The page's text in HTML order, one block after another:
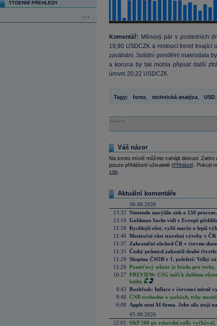
TÝDENNÍ PŘEHLEDY
více...
Komentář: Měnový pár v posledních
19,90 USDCZK a rostoucí trend trvající
zaváhání. Solidní pondělní makrodata
a koruna by tak mohla připsat další
úrovni 20,22 USDCZK.
Tagy: forex technická analýza USD
Reklama
Váš názor
Na tomto místě můžete zahájit diskusi.
pouze přihlášení uživatelé (Přihlásit). Pokud
zde
Aktuální komentáře
06.08.2026
13:32 Nintendo navýšilo zisk o 150
13:19 Goldman Sachs vidí v Evropě
11:59 Rychlejší růst, vyšší marže a lepší
11:40 Meziroční růst stavební výroby v
11:37
Zahraniční obchod ČR v červnu
11:35 Český průmysl zakončil druhé
11:29 Skupina ČSOB v 1. pololetí: Velký
11:26 Paměťový sektor je brzda pro techy,
10:27 PREVIEW: CSG míří k dalšímu
knihy
8:43 Rozbřesk: Inflace v červenci mírně
8:40 ČNB rozhodne o sazbách, trhy
6:08
Apple není AI firma. Jeho síla stojí
05.08.2026
22:01
S&P 500 po rekordní rally vyčkával,